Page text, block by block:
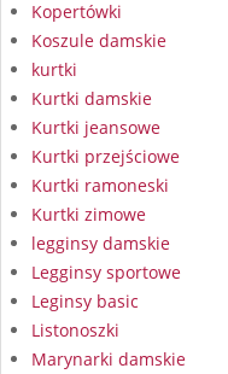
Kopertówki
Koszule damskie
kurtki
Kurtki damskie
Kurtki jeansowe
Kurtki przejściowe
Kurtki ramoneski
Kurtki zimowe
legginsy damskie
Legginsy sportowe
Leginsy basic
Listonoszki
Marynarki damskie